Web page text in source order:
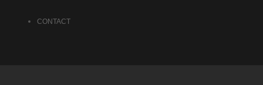
CONTACT